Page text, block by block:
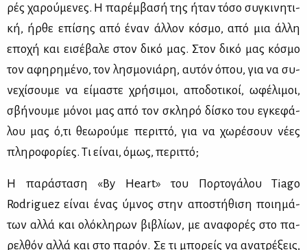
ρές χα­ρού­με­νες. Η πα­ρέμ­βα­σή της ήταν τό­σο συ­γκι­νη­τι­
κή, ήρ­θε επί­σης από έναν άλ­λον κό­σμο, από μια άλ­λη
επο­χή και ει­σέ­βα­λε στον δι­κό μας. Στον δι­κό μας κό­σμο
τον αφη­ρη­μέ­νο, τον λη­σμο­νιά­ρη, αυ­τόν όπου, για να συ­
νε­χί­σου­με να εί­μα­στε χρή­σι­μοι, απο­δο­τι­κοί, ωφέ­λι­μοι,
σβή­νου­με μό­νοι μας από τον σκλη­ρό δί­σκο του εγκε­φά­
λου μας ό,τι θε­ω­ρού­με πε­ριτ­τό, για να χω­ρέ­σουν νέ­ες
πλη­ρο­φο­ρί­ες. Τι εί­ναι, όμως, πε­ριτ­τό;
Η πα­ρά­στα­ση «By Heart» του Πορ­το­γά­λου Tiago
Rodriguez εί­ναι ένας ύμνος στην απο­στή­θι­ση ποι­η­μά­
των αλ­λά και ολό­κλη­ρων βι­βλί­ων, με ανα­φο­ρές στο πα­
ρελ­θόν αλ­λά και στο πα­ρόν. Σε τι μπο­ρείς να ανα­τρέ­ξεις,